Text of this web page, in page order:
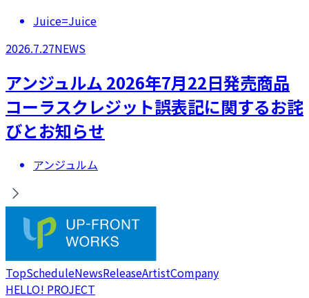
Juice=Juice
2026.7.27NEWS
アンジュルム 2026年7月22日発売商品
コーラスクレジット誤表記に関するお詫
びとお知らせ
アンジュルム
TopScheduleNewsReleaseArtistCompany
HELLO! PROJECT